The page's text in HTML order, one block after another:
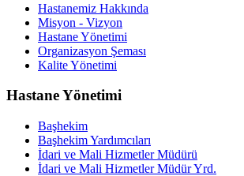
Hastanemiz Hakkında
Misyon - Vizyon
Hastane Yönetimi
Organizasyon Şeması
Kalite Yönetimi
Hastane Yönetimi
Başhekim
Başhekim Yardımcıları
İdari ve Mali Hizmetler Müdürü
İdari ve Mali Hizmetler Müdür Yrd.